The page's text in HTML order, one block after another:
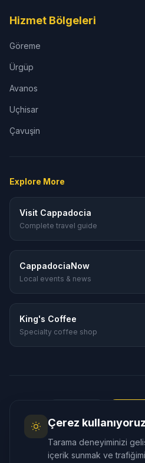
Hizmet Bölgeleri
Göreme
Ürgüp
Avanos
Uçhisar
Çavuşin
Explore More
Visit Cappadocia
Complete travel guide
CappadociaNow
Local events & news
King's Coffee
Specialty coffee shop
🇰🇷 한국어 🇯🇵 日本
🇲🇾 Bahasa
Çerez kullanıyoruz
Tarama deneyiminizi
içerik sunmak ve